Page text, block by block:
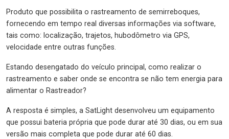
Produto que possibilita o rastreamento de semirreboques,
fornecendo em tempo real diversas informações via software,
tais como: localização, trajetos, hubodômetro via GPS,
velocidade entre outras funções.
Estando desengatado do veículo principal, como realizar o
rastreamento e saber onde se encontra se não tem energia para
alimentar o Rastreador?
A resposta é simples, a SatLight desenvolveu um equipamento
que possui bateria própria que pode durar até 30 dias, ou em sua
versão mais completa que pode durar até 60 dias.